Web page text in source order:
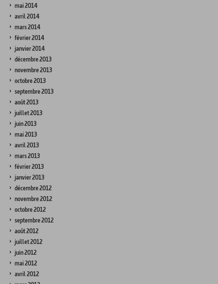
mai 2014
avril 2014
mars 2014
février 2014
janvier 2014
décembre 2013
novembre 2013
octobre 2013
septembre 2013
août 2013
juillet 2013
juin 2013
mai 2013
avril 2013
mars 2013
février 2013
janvier 2013
décembre 2012
novembre 2012
octobre 2012
septembre 2012
août 2012
juillet 2012
juin 2012
mai 2012
avril 2012